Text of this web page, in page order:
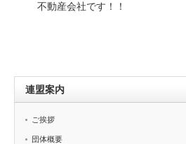
不動産会社です！！
連盟案内
ご挨拶
団体概要